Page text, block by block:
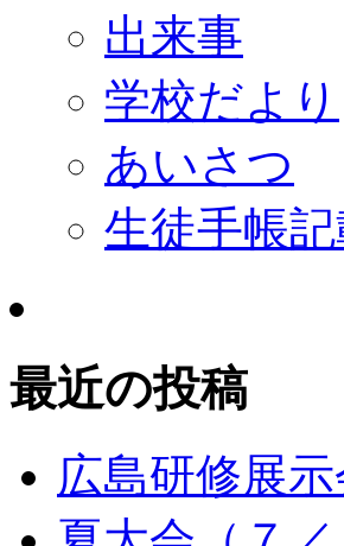
出来事
学校だより
あいさつ
生徒手帳
最近の投稿
広島研修展